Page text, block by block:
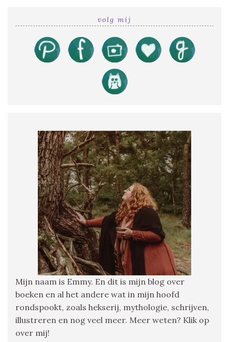
volg mij
Mijn naam is Emmy. En dit is mijn blog over
boeken en al het andere wat in mijn hoofd
rondspookt, zoals hekserij, mythologie, schrijven,
illustreren en nog veel meer. Meer weten? Klik op
over mij!